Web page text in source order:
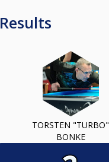
Results
TORSTEN "TURBO"
BONKE